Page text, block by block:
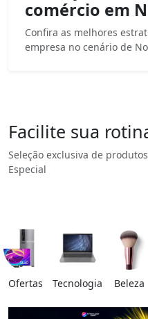
comércio em
Confira as melhores
empresa no cenário de
Facilite sua
Seleção exclusiva de
Especial
Ofertas Tecnologia Beleza